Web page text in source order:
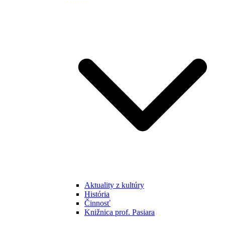
Aktuality z kultúry
História
Činnosť
Knižnica prof. Pasiara